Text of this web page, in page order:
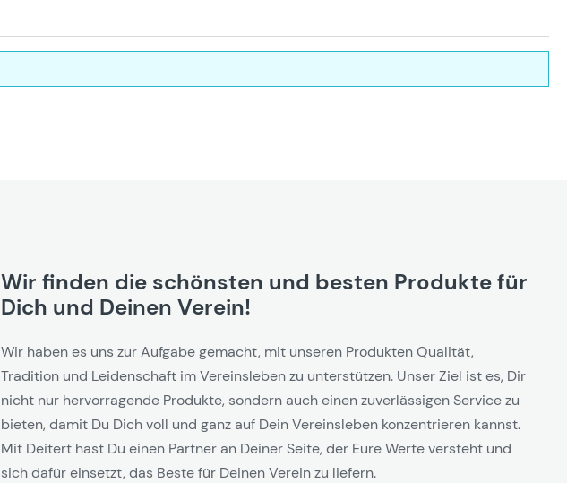
Wir finden die schönsten und besten Produkte für
Dich und Deinen Verein!
Wir haben es uns zur Aufgabe gemacht, mit unseren Produkten Qualität,
Tradition und Leidenschaft im Vereinsleben zu unterstützen. Unser Ziel ist es, Dir
nicht nur hervorragende Produkte, sondern auch einen zuverlässigen Service zu
bieten, damit Du Dich voll und ganz auf Dein Vereinsleben konzentrieren kannst.
Mit Deitert hast Du einen Partner an Deiner Seite, der Eure Werte versteht und
sich dafür einsetzt, das Beste für Deinen Verein zu liefern.